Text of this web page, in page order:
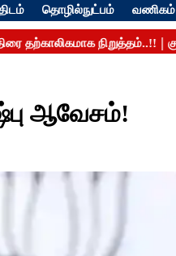
தொழில்நுட்பம் வணிகம்
ஆவேசம்!